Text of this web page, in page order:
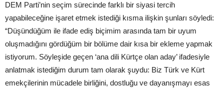
DEM Parti’nin seçim sürecinde farklı bir siyasi tercih
yapabileceğine işaret etmek istediği kısma ilişkin şunları söyledi:
“Düşündüğüm ile ifade ediş biçimim arasında tam bir uyum
oluşmadığını gördüğüm bir bölüme dair kısa bir ekleme yapmak
istiyorum. Söyleşide geçen ‘ana dili Kürtçe olan aday’ ifadesiyle
anlatmak istediğim durum tam olarak şuydu: Biz Türk ve Kürt
emekçilerinin mücadele birliğini, dostluğu ve dayanışmayı esas